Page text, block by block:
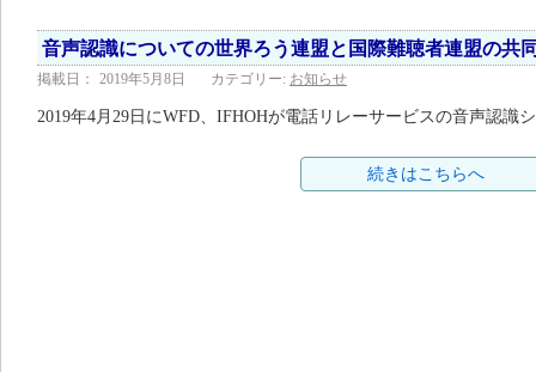
音声認識についての世界ろう連盟と国際難聴者連盟の共
掲載日： 2019年5月8日 カテゴリー: お知らせ
2019年4月29日にWFD、IFHOHが電話リレーサービスの音声認識
続きはこちらへ